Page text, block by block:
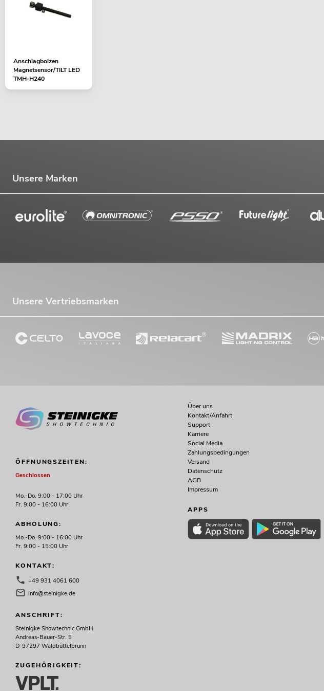
Anschlagbolzen
Magnetsensor/TILT LED
TMH-H240
Unsere Marken
Unsere Vertriebsmarken
ÖFFNUNGSZEITEN:
Geschlossen
Mo.-Do. 9:00 - 17:00 Uhr
Fr. 9:00 - 16:00 Uhr
ABHOLUNG:
Mo.-Do. 9:00 - 16:00 Uhr
Fr. 9:00 - 15:00 Uhr
KONTAKT:
+49 931 4061 600
info@steinigke.de
ANSCHRIFT:
Steinigke Showtechnic GmbH
Andreas-Bauer-Str. 5
D-97297 Waldbüttelbrunn
ZUGEHÖRIGKEIT:
Über uns
Kontakt/Anfahrt
Support
Karriere
Social Media
Zahlungsbedingungen
Versand
Datenschutz
AGB
Impressum
APPS